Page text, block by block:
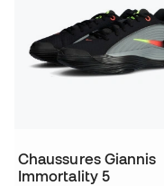
Chaussures Giannis
Immortality 5